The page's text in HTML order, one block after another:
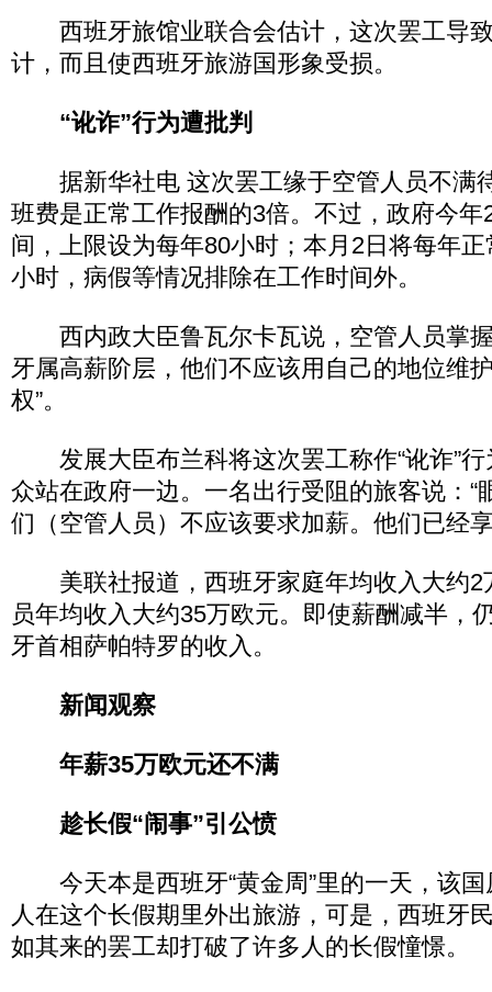
西班牙旅馆业联合会估计，这次罢工导
计，而且使西班牙旅游国形象受损。
“讹诈”行为遭批判
据新华社电 这次罢工缘于空管人员不满
班费是正常工作报酬的3倍。不过，政府今
间，上限设为每年80小时；本月2日将每年
小时，病假等情况排除在工作时间外。
西内政大臣鲁瓦尔卡瓦说，空管人员掌
牙属高薪阶层，他们不应该用自己的地位维
权”。
发展大臣布兰科将这次罢工称作“讹诈”行
众站在政府一边。一名出行受阻的旅客说：“
们（空管人员）不应该要求加薪。他们已经
美联社报道，西班牙家庭年均收入大约2
员年均收入大约35万欧元。即使薪酬减半，
牙首相萨帕特罗的收入。
新闻观察
年薪35万欧元还不满
趁长假“闹事”引公愤
今天本是西班牙“黄金周”里的一天，该国
人在这个长假期里外出旅游，可是，西班牙
如其来的罢工却打破了许多人的长假憧憬。